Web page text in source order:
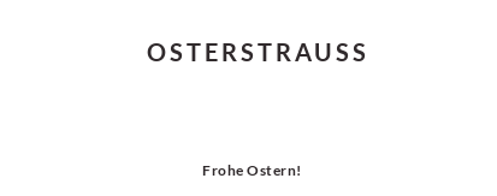
OSTERSTRAUSS
Frohe Ostern!